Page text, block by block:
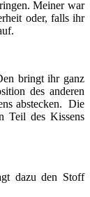
Meiner war
oder, falls ihr
bringt ihr ganz
des anderen
abstecken. Die
Teil des Kissens
dazu den Stoff